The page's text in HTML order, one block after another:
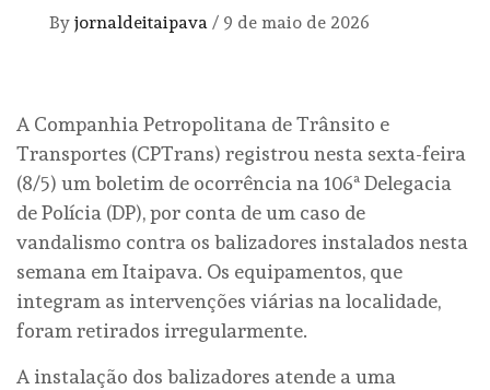
By jornaldeitaipava / 9 de maio de 2026
A Companhia Petropolitana de Trânsito e
Transportes (CPTrans) registrou nesta sexta-feira
(8/5) um boletim de ocorrência na 106ª Delegacia
de Polícia (DP), por conta de um caso de
vandalismo contra os balizadores instalados nesta
semana em Itaipava. Os equipamentos, que
integram as intervenções viárias na localidade,
foram retirados irregularmente.
A instalação dos balizadores atende a uma